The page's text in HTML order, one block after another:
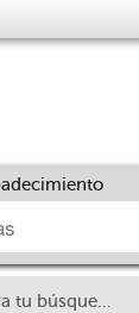
No se encontraron resultados para tu búsqueda